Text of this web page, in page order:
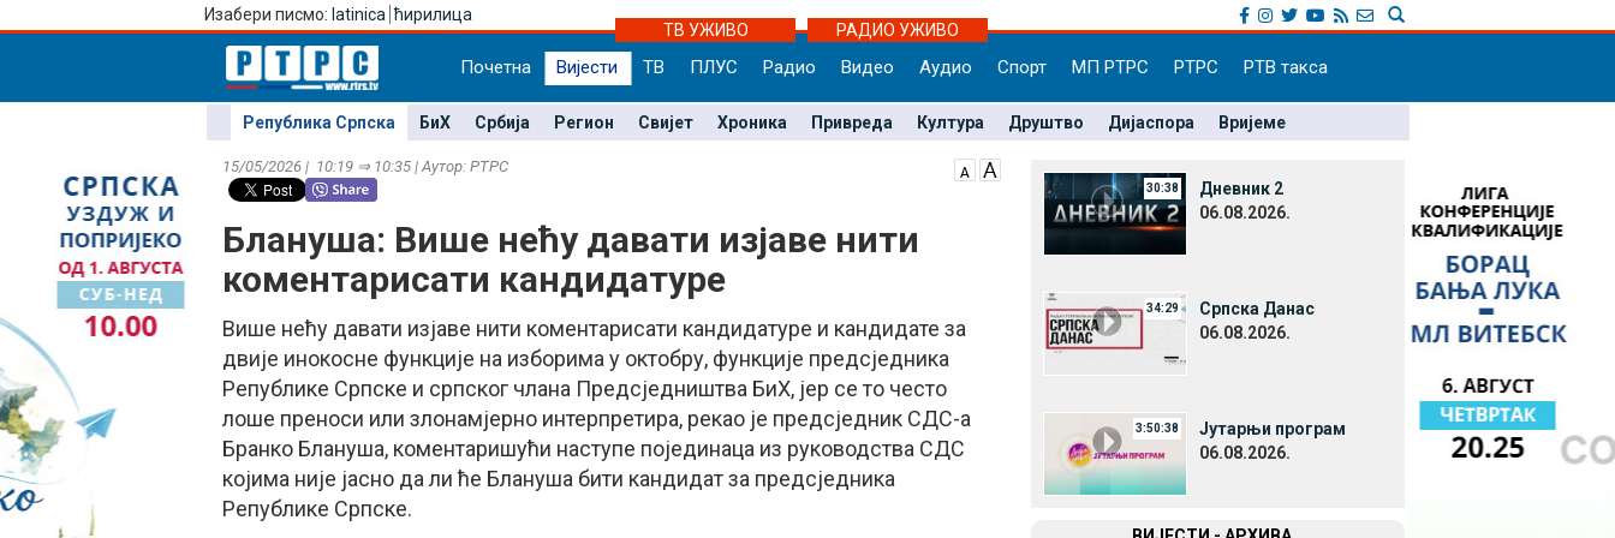
Изабери писмо: latinica ћирилица
ТВ УЖИВО
РАДИО УЖИВО
Почетна Вијести ТВ ПЛУС Радио Видео Аудио Спорт МП РТРС РТРС РТВ такса
Република Српска БиХ Србија Регион Свијет Хроника Привреда Култура Друштво Дијаспора Вријеме
15/05/2026 | 10:19 ⇒ 10:35 | Аутор: РТРС
Блануша: Више нећу давати изјаве нити
коментарисати кандидатуре
Више нећу давати изјаве нити коментарисати кандидатуре и кандидате за
двије инокосне функције на изборима у октобру, функције предсједника
Републике Српске и српског члана Предсједништва БиХ, јер се то често
лоше преноси или злонамјерно интерпретира, рекао је предсједник СДС-а
Бранко Блануша, коментаришући наступе појединаца из руководства СДС
којима није јасно да ли ће Блануша бити кандидат за предсједника
Републике Српске.
30:38
Дневник 2
06.08.2026.
34:29
Српска Данас
06.08.2026.
3:50:38
Јутарњи програм
06.08.2026.